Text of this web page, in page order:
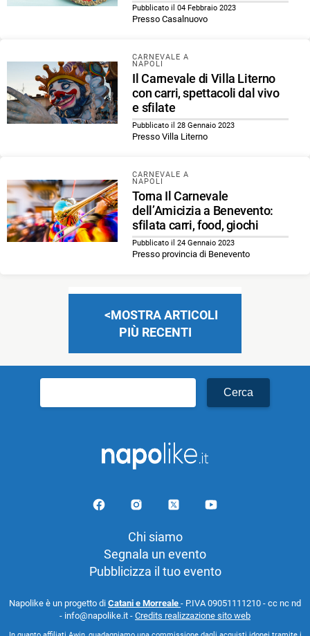
Pubblicato il 04 Febbraio 2023
Presso Casalnuovo
CARNEVALE A
NAPOLI
Il Carnevale di Villa Literno
con carri, spettacoli dal vivo
e sfilate
Pubblicato il 28 Gennaio 2023
Presso Villa Literno
CARNEVALE A
NAPOLI
Torna Il Carnevale
dell’Amicizia a Benevento:
sfilata carri, food, giochi
Pubblicato il 24 Gennaio 2023
Presso provincia di Benevento
Navigazione
articoliMOSTRA ARTICOLI
PIÙ RECENTI
per:
Chi siamo
Segnala un evento
Pubblicizza il tuo evento
Napolike è un progetto di Catani e Morreale - P.IVA 09051111210 - cc nc nd
- info@napolike.it - Credits realizzazione sito web